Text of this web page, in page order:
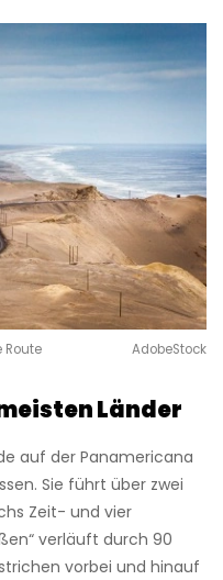
Route
AdobeStock
Länder
auf der Panamericana
Sie führt über zwei
Zeit- und vier
verläuft durch 90
vorbei und hinauf